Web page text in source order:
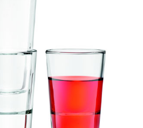
სხვა აქსესუარები